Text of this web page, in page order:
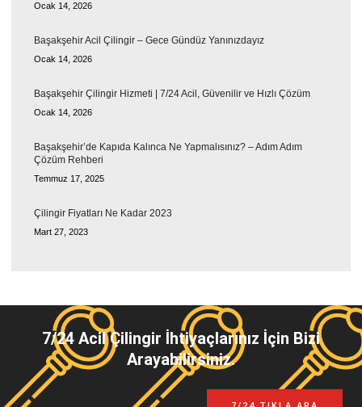
Ocak 14, 2026
Başakşehir Acil Çilingir – Gece Gündüz Yanınızdayız
Ocak 14, 2026
Başakşehir Çilingir Hizmeti | 7/24 Acil, Güvenilir ve Hızlı Çözüm
Ocak 14, 2026
Başakşehir’de Kapıda Kalınca Ne Yapmalısınız? – Adım Adım
Çözüm Rehberi
Temmuz 17, 2025
Çilingir Fiyatları Ne Kadar 2023
Mart 27, 2023
7/24 Acil Çilingir İhtiyaçlarınız İçin Bizi
Arayabilirsiniz.